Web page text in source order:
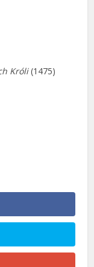
Króli(1475)